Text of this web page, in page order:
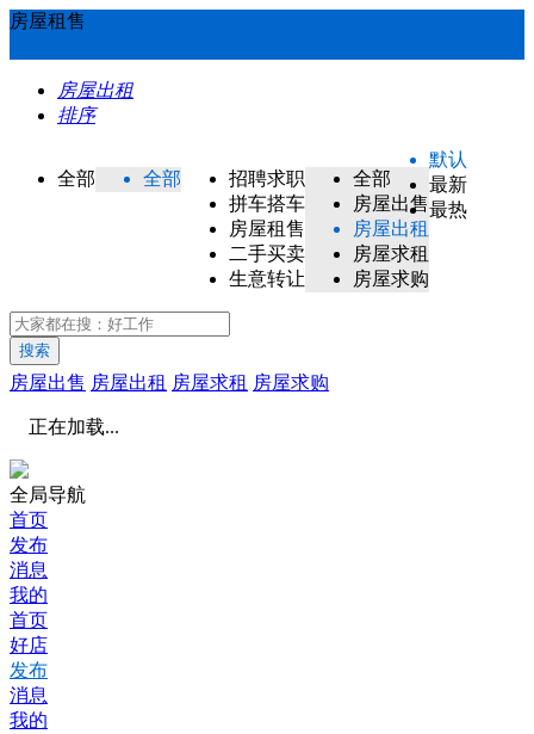
房屋租售
房屋出租
排序
全部 全部
招聘求职
拼车搭车
房屋租售
二手买卖
生意转让
全部
房屋出售
房屋出租
房屋求租
房屋求购
默认
最新
最热
搜索
房屋出售 房屋出租 房屋求租 房屋求购
正在加载...
全局导航
首页
发布
消息
我的
首页
好店
发布
消息
我的